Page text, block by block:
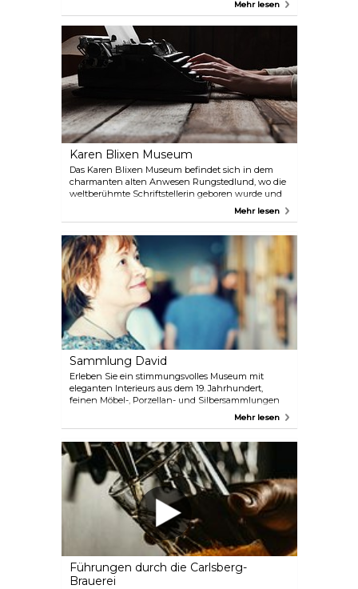
dynamischsten der dänischen Kunst zählt. Hier
finden sich Werke von Meistern wie Hammershøi,
Eckersberg, Købke, Ancher und Krøyer. Das
Museum befindet sich in einem der schönsten
Parks im Herzen Kopenhagens, Østre Anlæg.
Mehr lesen
Karen Blixen Museum
Das Karen Blixen Museum befindet sich in dem
charmanten alten Anwesen Rungstedlund, wo die
weltberühmte Schriftstellerin geboren wurde und
den größten Teil ihres Lebens verbrachte. Erleben
Sie die einzigartige Atmosphäre in den Räumen, in
„Sieben phantastische Geschichten“ entstanden
sind. Das Museum verfügt außerdem über einen
Park, ein gemütliches Café und zahlreiche
Sonderausstellungen und Veranstaltungen im
Laufe des Jahres.
Mehr lesen
Sammlung David
Erleben Sie ein stimmungsvolles Museum mit
eleganten Interieurs aus dem 19. Jahrhundert,
feinen Möbel-, Porzellan- und Silbersammlungen
und Werken vieler berühmter dänischer Maler, von
Anschließend können Sie durch eine der weltweit
größten Sammlungen islamischer Kunst eine völlig
andere kulturelle Sphäre betreten.
Mehr lesen
Führungen durch die Carlsberg-
Brauerei